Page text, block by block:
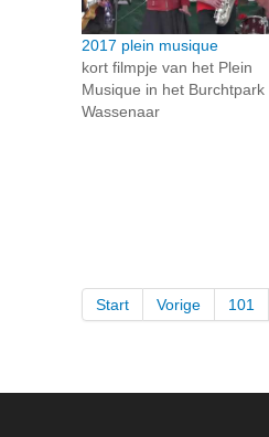
2017 plein musique
kort filmpje van het Plein
Musique in het Burchtpark
Wassenaar
Start Vorige 101